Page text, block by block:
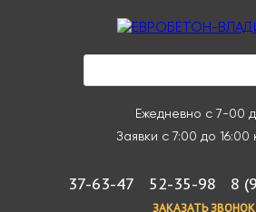
Ежедневно с 7-00
Заявки с 7:00 до 16:00
37-63-47 52-35-98 8
ЗАКАЗАТЬ ЗВОНОК